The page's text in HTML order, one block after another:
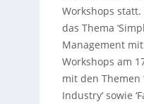
Workshops
das Thema
Management mit
Workshops am
mit den Themen
Industry‘ sowie